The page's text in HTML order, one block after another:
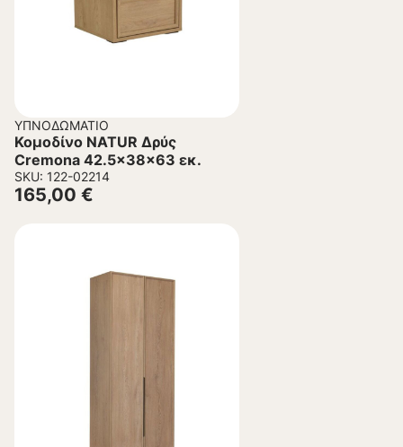
ΥΠΝΟΔΩΜΆΤΙΟ
Κομοδίνο NATUR Δρύς
Cremona 42.5x38x63 εκ.
SKU: 122-02214
165,00 €